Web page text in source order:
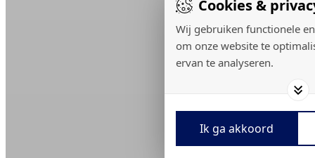
Cookies &
Wij gebruiken functionele
om onze website te
ervan te analyseren.
Ik ga akkoord